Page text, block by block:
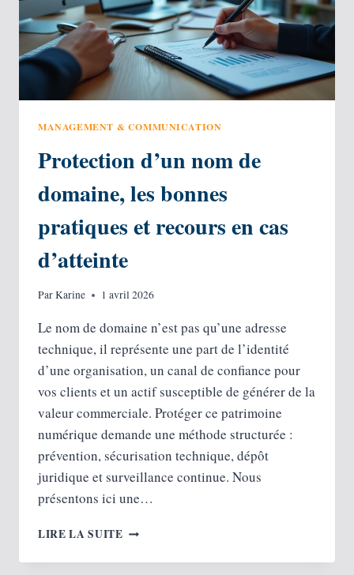
MANAGEMENT & COMMUNICATION
Protection d’un nom de
domaine, les bonnes
pratiques et recours en cas
d’atteinte
ParKarine 1 avril 2026
Le nom de domaine n’est pas qu’une adresse
technique, il représente une part de l’identité
d’une organisation, un canal de confiance pour
vos clients et un actif susceptible de générer de la
valeur commerciale. Protéger ce patrimoine
numérique demande une méthode structurée :
prévention, sécurisation technique, dépôt
juridique et surveillance continue. Nous
présentons ici une…
LIRE LA SUITE PROTECTION
NOM